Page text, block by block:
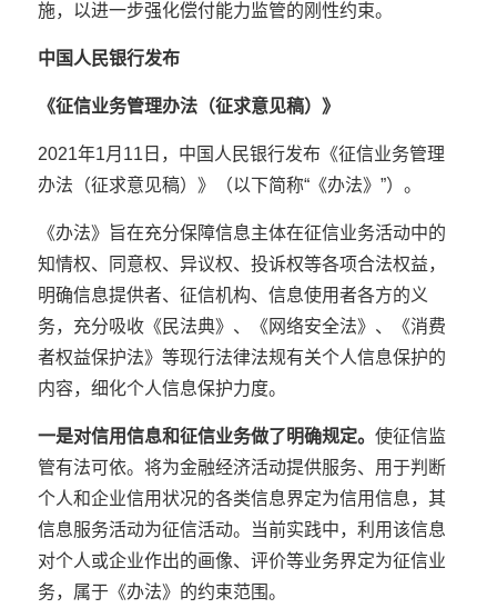
施，以进一步强化偿付能力监管的刚性约束。
中国人民银行发布
《征信业务管理办法（征求意见稿）》
2021年1月11日，中国人民银行发布《征信业务管理
办法（征求意见稿）》（以下简称“《办法》”）。
《办法》旨在充分保障信息主体在征信业务活动中的
知情权、同意权、异议权、投诉权等各项合法权益，
明确信息提供者、征信机构、信息使用者各方的义
务，充分吸收《民法典》、《网络安全法》、《消费
者权益保护法》等现行法律法规有关个人信息保护的
内容，细化个人信息保护力度。
一是对信用信息和征信业务做了明确规定。 使征信监
管有法可依。将为金融经济活动提供服务、用于判断
个人和企业信用状况的各类信息界定为信用信息，其
信息服务活动为征信活动。当前实践中，利用该信息
对个人或企业作出的画像、评价等业务界定为征信业
务，属于《办法》的约束范围。